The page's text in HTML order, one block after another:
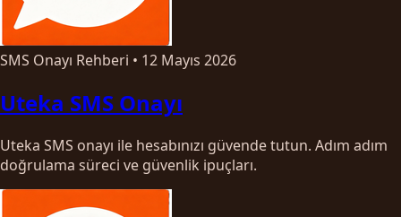
SMS Onayı Rehberi • 12 Mayıs 2026
Uteka SMS Onayı
Uteka SMS onayı ile hesabınızı güvende tutun. Adım adım
doğrulama süreci ve güvenlik ipuçları.